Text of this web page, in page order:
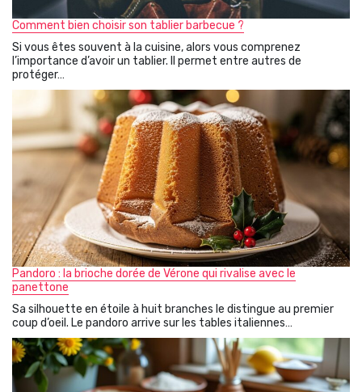
Comment bien choisir son tablier barbecue ?
Si vous êtes souvent à la cuisine, alors vous comprenez
l’importance d’avoir un tablier. Il permet entre autres de
protéger…
Pandoro : la brioche dorée de Vérone qui rivalise avec le
panettone
Sa silhouette en étoile à huit branches le distingue au premier
coup d’oeil. Le pandoro arrive sur les tables italiennes…